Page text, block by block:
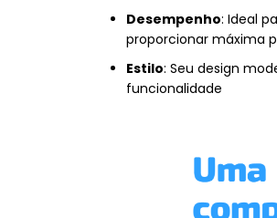
Desempenho: Ideal
proporcionar máxima
Estilo: Seu design
funcionalidade